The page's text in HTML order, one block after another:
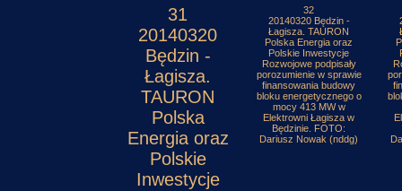
31
20140320
Będzin -
Łagisza.
TAURON
Polska
Energia oraz
Polskie
Inwestycje
32
20140320 Będzin -
Łagisza. TAURON
Polska Energia oraz
Polskie Inwestycje
Rozwojowe podpisały
porozumienie w sprawie
finansowania budowy
bloku energetycznego o
mocy 413 MW w
Elektrowni Łagisza w
Będzinie. FOTO:
Dariusz Nowak (nddg)